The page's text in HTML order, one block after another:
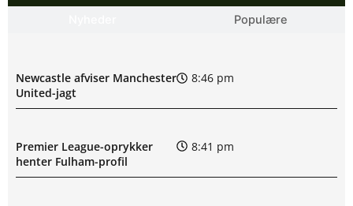
Populære
Newcastle afviser Manchester
United-jagt
8:46 pm
Premier League-oprykker
henter Fulham-profil
8:41 pm